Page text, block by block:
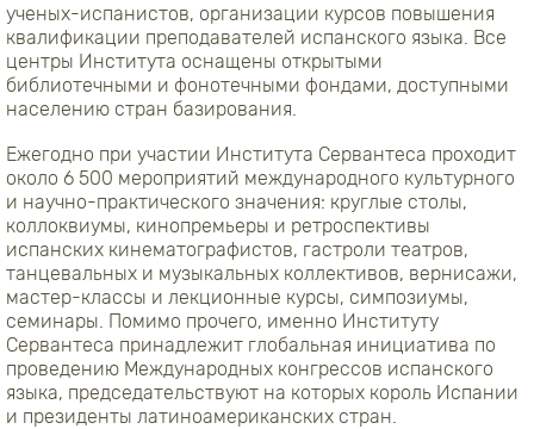
ученых-испанистов, организации курсов повышения
квалификации преподавателей испанского языка. Все
центры Института оснащены открытыми
библиотечными и фонотечными фондами, доступными
населению стран базирования.
Ежегодно при участии Института Сервантеса проходит
около 6 500 мероприятий международного культурного
и научно-практического значения: круглые столы,
коллоквиумы, кинопремьеры и ретроспективы
испанских кинематографистов, гастроли театров,
танцевальных и музыкальных коллективов, вернисажи,
мастер-классы и лекционные курсы, симпозиумы,
семинары. Помимо прочего, именно Институту
Сервантеса принадлежит глобальная инициатива по
проведению Международных конгрессов испанского
языка, председательствуют на которых король Испании
и президенты латиноамериканских стран.